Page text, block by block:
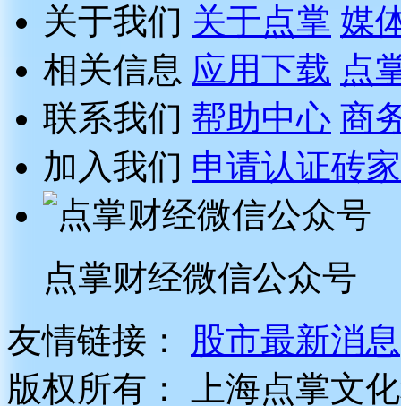
关于我们 关于点掌 媒
相关信息 应用下载 点
联系我们 帮助中心 商
加入我们 申请认证砖家
点掌财经微信公众号
友情链接：
股市最新消息
版权所有：
上海点掌文